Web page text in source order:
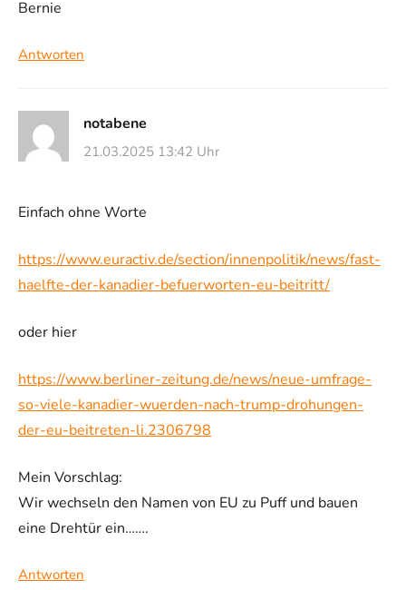
Bernie
Antworten
notabene
21.03.2025 13:42 Uhr
Einfach ohne Worte
https://www.euractiv.de/section/innenpolitik/news/fast-
haelfte-der-kanadier-befuerworten-eu-beitritt/
oder hier
https://www.berliner-zeitung.de/news/neue-umfrage-
so-viele-kanadier-wuerden-nach-trump-drohungen-
der-eu-beitreten-li.2306798
Mein Vorschlag:
Wir wechseln den Namen von EU zu Puff und bauen
eine Drehtür ein…….
Antworten